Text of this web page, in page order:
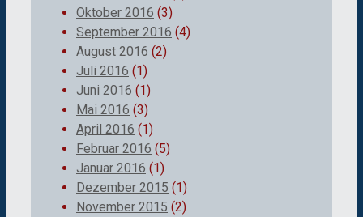
Oktober 2016 (3)
September 2016 (4)
August 2016 (2)
Juli 2016 (1)
Juni 2016 (1)
Mai 2016 (3)
April 2016 (1)
Februar 2016 (5)
Januar 2016 (1)
Dezember 2015 (1)
November 2015 (2)